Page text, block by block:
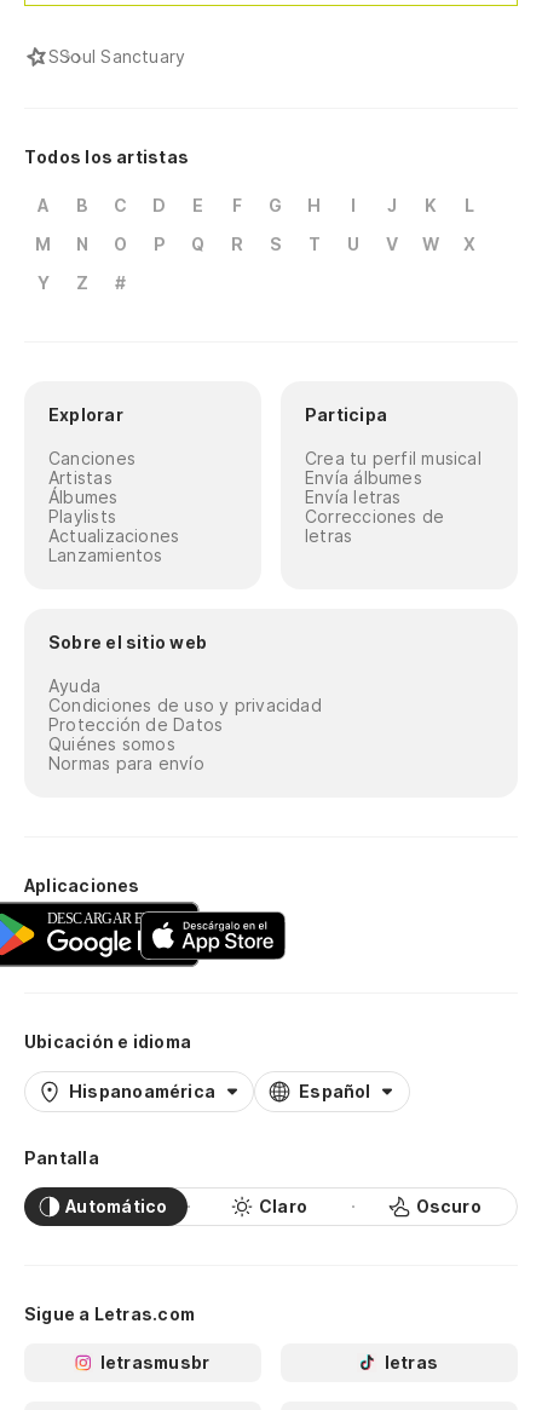
SSoul Sanctuary
Todos los artistas
A B C D E F G H I J K
L
M
N O P Q R S T U V W
X
Y
Z #
Explorar
Canciones
Artistas
Álbumes
Playlists
Actualizaciones
Lanzamientos
Participa
Crea tu perfil musical
Envía álbumes
Envía letras
Correcciones de
letras
Sobre el sitio web
Ayuda
Condiciones de uso y privacidad
Protección de Datos
Quiénes somos
Normas para envío
Aplicaciones
Ubicación e idioma
Hispanoamérica Español
Pantalla
Automático Claro Oscuro
Sigue a Letras.com
letrasmusbr letras